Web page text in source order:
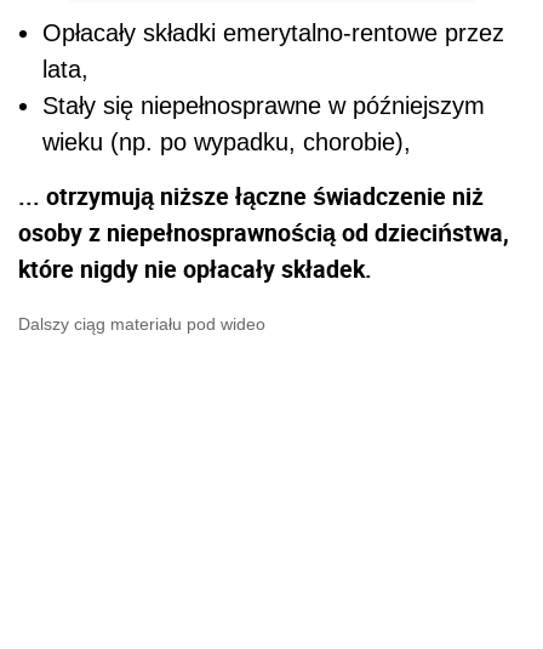
Opłacały składki emerytalno-rentowe przez
lata,
Stały się niepełnosprawne w późniejszym
wieku (np. po wypadku, chorobie),
... otrzymują niższe łączne świadczenie niż
osoby z niepełnosprawnością od dzieciństwa,
które nigdy nie opłacały składek.
Dalszy ciąg materiału pod wideo